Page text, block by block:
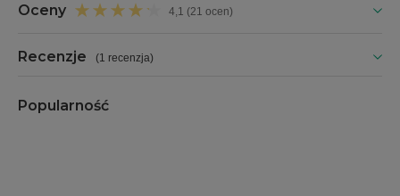
Oceny 4,1 (21 ocen)
Recenzje (1 recenzja)
Popularność